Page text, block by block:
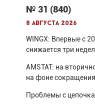
№ 31 (840)
8 августа 2026
WINGX: Впервые с
снижается три
AMSTAT: на
на фоне
Проблемы с